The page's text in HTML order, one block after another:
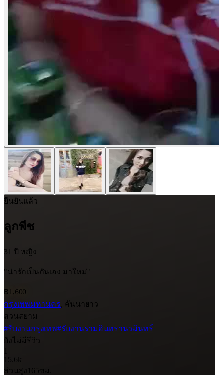
ยืนยันแล้ว
ลูกพีช
31 ปี หญิง
"น่ารักเป็นกันเอง มาใหม่"
฿1,600
กรุงเทพมหานคร, คันนายาว
สวนสยาม
#รับงานกรุงเทพ#รับงานรามอินทรานวมินทร์
ยังไม่มีรีวิว
1
15.6k
ส่วนสูง 165ซม.